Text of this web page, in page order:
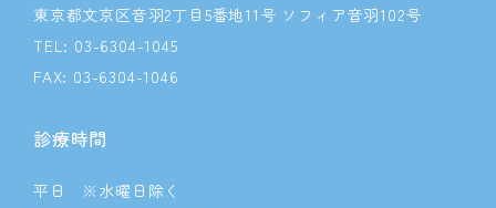
東京都文京区音羽2丁目5番地11号 ソフィア音羽102号
TEL: 03-6304-1045
FAX: 03-6304-1046
診療時間
平日 ※水曜日除く